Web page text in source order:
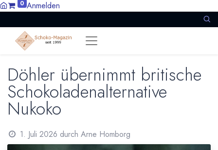
0 Anmelden
Döhler übernimmt britische
Schokoladenalternative
Nukoko
1. Juli 2026 durch Arne Homborg